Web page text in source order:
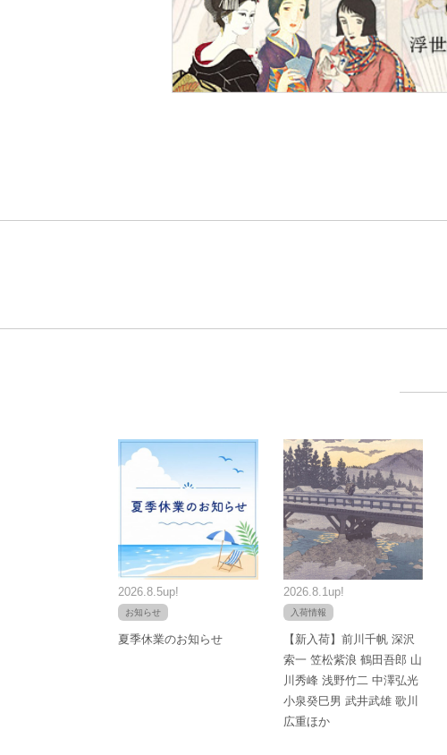
2026.8.5up!
お知らせ
夏季休業のお知らせ
2026.8.1up!
入荷情報
【新入荷】前川千帆 深沢
索一 笠松紫浪 鶴田吾郎 山
川秀峰 浅野竹二 中澤弘光
小泉癸巳男 武井武雄 歌川
広重ほか